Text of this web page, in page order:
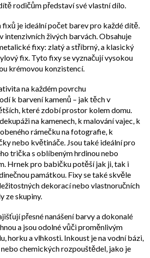
rodičům představí své vlastní dílo.
fixů je ideální počet barev pro každé dítě.
intenzivních živých barvách. Obsahuje
fixy: zlatý a stříbrný, a klasický
fix. Tyto fixy se vyznačují vysokou
krémovou konzistencí.
na každém povrchu
k barvení kamenů – jak těch v
které zdobí prostor kolem domu.
na kamenech, k malování vajec, k
rámečku na fotografie, k
nebo květináče. Jsou také ideální pro
trička s oblíbeným hrdinou nebo
Hrnek pro babičku potěší jak ji, tak i
památkou. Fixy se také skvěle
dekorací nebo vlastnoručních
ze skupiny.
přesné nanášení barvy a dokonalé
a jsou odolné vůči proměnlivým
horku a vlhkosti. Inkoust je na vodní bázi,
chemických rozpouštědel, jako je